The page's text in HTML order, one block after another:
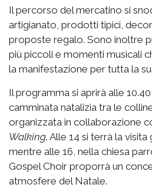
Il percorso del mercatino si
artigianato, prodotti tipici,
proposte regalo. Sono inoltre
più piccoli e momenti musicali
la manifestazione per tutta la
Il programma si aprirà alle
camminata natalizia tra le
organizzata in collaborazione
Walking. Alle 14 si terrà la
mentre alle 16, nella chiesa
Gospel Choir proporrà un
atmosfere del Natale.